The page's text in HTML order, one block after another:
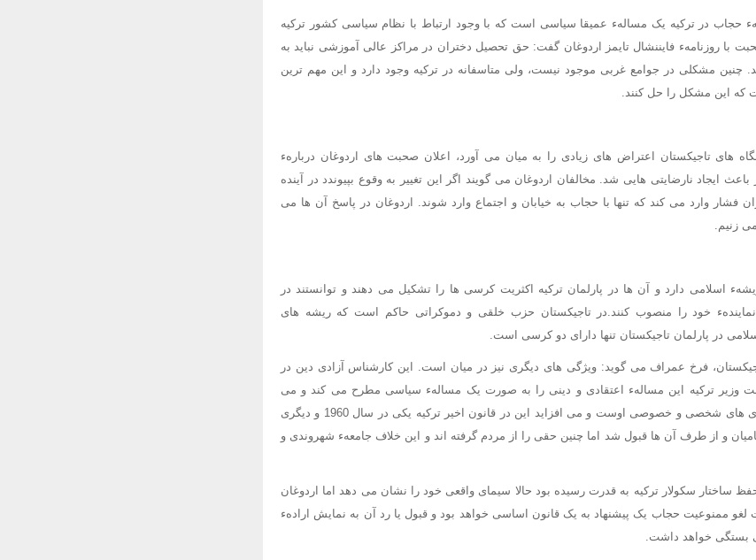
حجاب در ترکیه یک مسالهء عمیقا سیاسی است که با وجود ارتباط با نظام سیاسی کشور ترکیه
با روزنامهء فایننشال تایمز اردوغان گفت: حق تحصیل دختران در مراکز عالی آموزشی نباید به
چنین مشکلی در جوامع غربی موجود نیست، ولی متاسفانه در ترکیه وجود دارد و این مهم ترین
که این مشکل را حل کنند.
های تاجیکستان اعتراض های زیادی را به میان می آورد، اعلان صحبت های اردوغان دربارهء
ایجاد نارضایتی هایی شد. مخالفان اردوغان می گویند اگر این تغییر به وقوع بپیوندد در آینده
فشار وارد می کند که تنها با حجاب به خیابان و اجتماع وارد شوند. اردوغان در پاسخ آن ها می
زنیم.
اسلامی دارد و آن ها در پارلمان ترکیه اکثریت کرسی ها را تشکیل می دهند و توانستند در
خود را منصوب کنند.در تاجیکستان حزب خلقی و دموکراتی حاکم است که ریشه های
در پارلمان تاجیکستان تنها دارای دو کرسی است.
فرخ عمراف می گوید: ویژگی های دیگری نیز در میان است. این کارشناس آزادی دین در
وزیر ترکیه این مسالهء اعتقادی و دینی را به صورت یک مسالهء سیاسی مطرح می کند و می
گوید: لباس انسان جزیی از آزادی های شخصی و خصوصی اوست و می افزاید این در قانون اخیر ترکیه یکی در سال 1960 و دیگری
نظامیان و از طرف آن ها قبول شد اما چنین حقی را از مردم گرفته اند و این خلاف جامعهء شهروندی و
ساختار سکولار ترکیه به قدرت رسیده بود حالا سیمای واقعی خود را نشان می دهد اما اردوغان
ممنوعیت حجاب یک پیشنهاد به یک قانون اساسی خواهد بود و قبول یا رد آن به نمایش ارادهء
بستگی خواهد داشت.